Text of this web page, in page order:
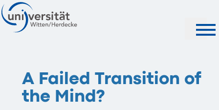
A Failed Transition of
the Mind?